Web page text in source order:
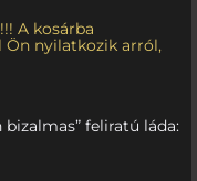
A kosárba
Ön nyilatkozik arról,
bizalmas” feliratú láda: